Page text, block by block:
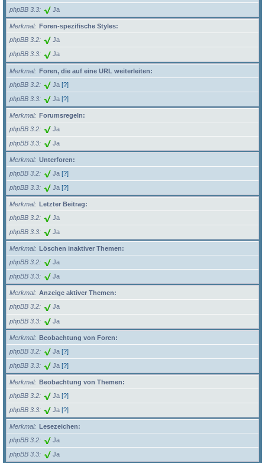
phpBB 3.3 Ja
Merkmal
Foren-spezifische Styles:
phpBB 3.2
Ja
phpBB 3.3 Ja
Merkmal
Foren, die auf eine URL weiterleiten:
phpBB 3.2
Ja [?]
phpBB 3.3 Ja [?]
Merkmal
Forumsregeln:
phpBB 3.2
Ja
phpBB 3.3 Ja
Merkmal
Unterforen:
phpBB 3.2
Ja [?]
phpBB 3.3 Ja [?]
Merkmal
Letzter Beitrag:
phpBB 3.2
Ja
phpBB 3.3 Ja
Merkmal
Löschen inaktiver Themen:
phpBB 3.2
Ja
phpBB 3.3 Ja
Merkmal
Anzeige aktiver Themen:
phpBB 3.2
Ja
phpBB 3.3 Ja
Merkmal
Beobachtung von Foren:
phpBB 3.2
Ja [?]
phpBB 3.3 Ja [?]
Merkmal
Beobachtung von Themen:
phpBB 3.2
Ja [?]
phpBB 3.3 Ja [?]
Merkmal
Lesezeichen:
phpBB 3.2
Ja
phpBB 3.3 Ja